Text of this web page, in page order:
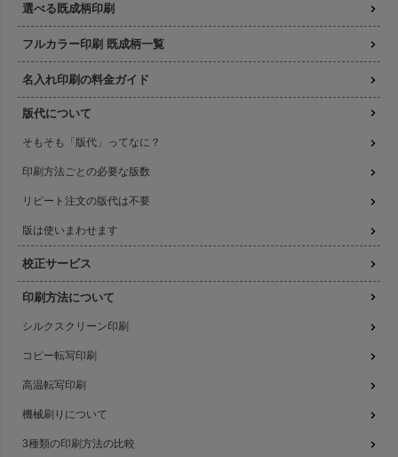
選べる既成柄印刷
フルカラー印刷 既成柄一覧
名入れ印刷の料金ガイド
版代について
そもそも「版代」ってなに？
印刷方法ごとの必要な版数
リピート注文の版代は不要
版は使いまわせます
校正サービス
印刷方法について
シルクスクリーン印刷
コピー転写印刷
高温転写印刷
機械刷りについて
3種類の印刷方法の比較